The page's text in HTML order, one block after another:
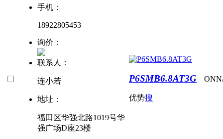
手机：
18922805453
询价：
联系人：
连小若
地址：
福田区华强北路1019号华
强广场D座23楼
P6SMB6.8AT3G
优势搜
ON